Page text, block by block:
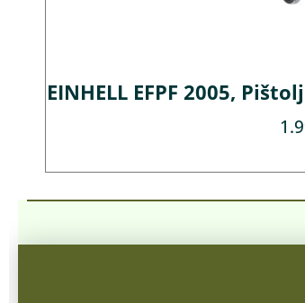
EINHELL EFPF 2005,